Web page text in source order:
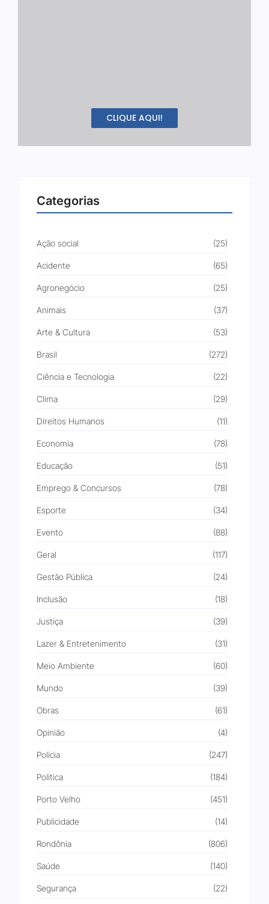
CLIQUE AQUI!
Categorias
Ação social (25)
Acidente (65)
Agronegócio (25)
Animais (37)
Arte & Cultura (53)
Brasil (272)
Ciência e Tecnologia (22)
Clima (29)
Direitos Humanos (11)
Economia (78)
Educação (51)
Emprego & Concursos (78)
Esporte (34)
Evento (88)
Geral (117)
Gestão Pública (24)
Inclusão (18)
Justiça (39)
Lazer & Entretenimento (31)
Meio Ambiente (60)
Mundo (39)
Obras (61)
Opinião (4)
Polícia (247)
Política (184)
Porto Velho (451)
Publicidade (14)
Rondônia (806)
Saúde (140)
Segurança (22)